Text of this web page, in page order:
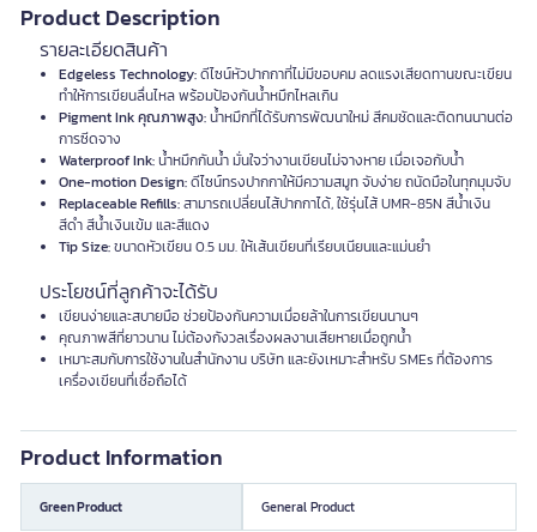
Product Description
รายละเอียดสินค้า
Edgeless Technology:ดีไซน์หัวปากกาที่ไม่มีขอบคม ลดแรงเสียดทานขณะเขียน
ทำให้การเขียนลื่นไหล พร้อมป้องกันน้ำหมึกไหลเกิน
Pigment Ink คุณภาพสูง:น้ำหมึกที่ได้รับการพัฒนาใหม่ สีคมชัดและติดทนนานต่อ
การซีดจาง
Waterproof Ink:น้ำหมึกกันน้ำ มั่นใจว่างานเขียนไม่จางหาย เมื่อเจอกับน้ำ
One-motion Design:ดีไซน์ทรงปากกาให้มีความสมูท จับง่าย ถนัดมือในทุกมุมจับ
Replaceable Refills:สามารถเปลี่ยนไส้ปากกาได้, ใช้รุ่นไส้ UMR-85N สีน้ำเงิน
สีดำ สีน้ำเงินเข้ม และสีแดง
Tip Size:ขนาดหัวเขียน 0.5 มม. ให้เส้นเขียนที่เรียบเนียนและแม่นยำ
ประโยชน์ที่ลูกค้าจะได้รับ
เขียนง่ายและสบายมือ ช่วยป้องกันความเมื่อยล้าในการเขียนนานๆ
คุณภาพสีที่ยาวนาน ไม่ต้องกังวลเรื่องผลงานเสียหายเมื่อถูกน้ำ
เหมาะสมกับการใช้งานในสำนักงาน บริษัท และยังเหมาะสำหรับ SMEs ที่ต้องการ
เครื่องเขียนที่เชื่อถือได้
Product Information
Green Product General Product